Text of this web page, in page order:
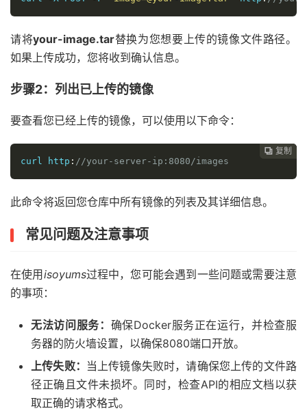
请将your-image.tar替换为您想要上传的镜像文件路径。
如果上传成功，您将收到确认信息。
步骤2：列出已上传的镜像
要查看您已经上传的镜像，可以使用以下命令：
 复制
 复制
 复制
curl http : //your-server-ip:8080/images
此命令将返回您仓库中所有镜像的列表及其详细信息。
常见问题及注意事项
在使用 isoyums过程中，您可能会遇到一些问题或需要注意
的事项：
无法访问服务： 确保Docker服务正在运行，并检查服
务器的防火墙设置，以确保8080端口开放。
上传失败： 当上传镜像失败时，请确保您上传的文件路
径正确且文件未损坏。同时，检查API的相应文档以获
取正确的请求格式。